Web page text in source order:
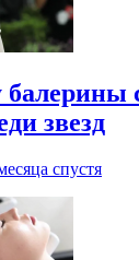
балерины
звезд
спустя